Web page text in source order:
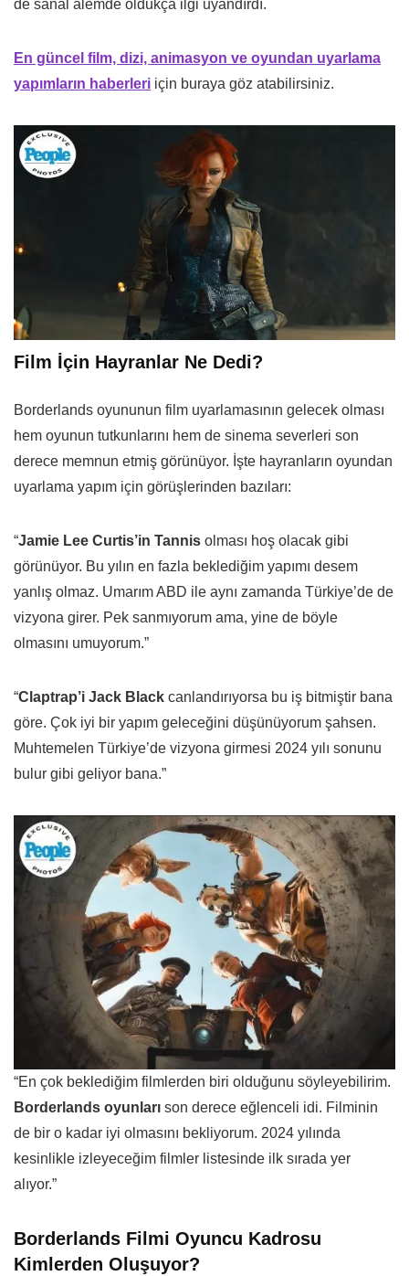
de sanal alemde oldukça ilgi uyandırdı.
En güncel film, dizi, animasyon ve oyundan uyarlama
yapımların haberleri için buraya göz atabilirsiniz.
Film İçin Hayranlar Ne Dedi?
Borderlands oyununun film uyarlamasının gelecek olması
hem oyunun tutkunlarını hem de sinema severleri son
derece memnun etmiş görünüyor. İşte hayranların oyundan
uyarlama yapım için görüşlerinden bazıları:
“Jamie Lee Curtis’in Tannis olması hoş olacak gibi
görünüyor. Bu yılın en fazla beklediğim yapımı desem
yanlış olmaz. Umarım ABD ile aynı zamanda Türkiye’de de
vizyona girer. Pek sanmıyorum ama, yine de böyle
olmasını umuyorum.”
“Claptrap’i Jack Black canlandırıyorsa bu iş bitmiştir bana
göre. Çok iyi bir yapım geleceğini düşünüyorum şahsen.
Muhtemelen Türkiye’de vizyona girmesi 2024 yılı sonunu
bulur gibi geliyor bana.”
“En çok beklediğim filmlerden biri olduğunu söyleyebilirim.
Borderlands oyunları son derece eğlenceli idi. Filminin
de bir o kadar iyi olmasını bekliyorum. 2024 yılında
kesinlikle izleyeceğim filmler listesinde ilk sırada yer
alıyor.”
Borderlands Filmi Oyuncu Kadrosu
Kimlerden Oluşuyor?